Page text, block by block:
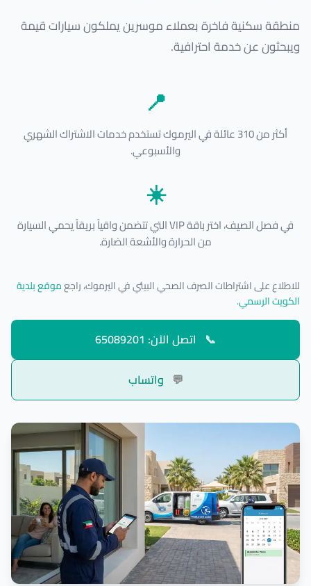
منطقة سكنية فاخرة بعملاء موسرين يملكون سيارات قيمة
ويبحثون عن خدمة احترافية.
📍
أكثر من 310 عائلة في اليرموك تستخدم خدمات الاشتراك الشهري
والأسبوعي.
☀️
في فصل الصيف، اختر باقة VIP التي تتضمن واقياً بريقاً يحمي السيارة
من الحرارة والأشعة الضارة.
للاطلاع على اشتراطات الصرف الصحي البيئي في اليرموك، راجعموقع بلدية
الكويت الرسمي.
📞 اتصل الآن: 65089201
💬 واتساب